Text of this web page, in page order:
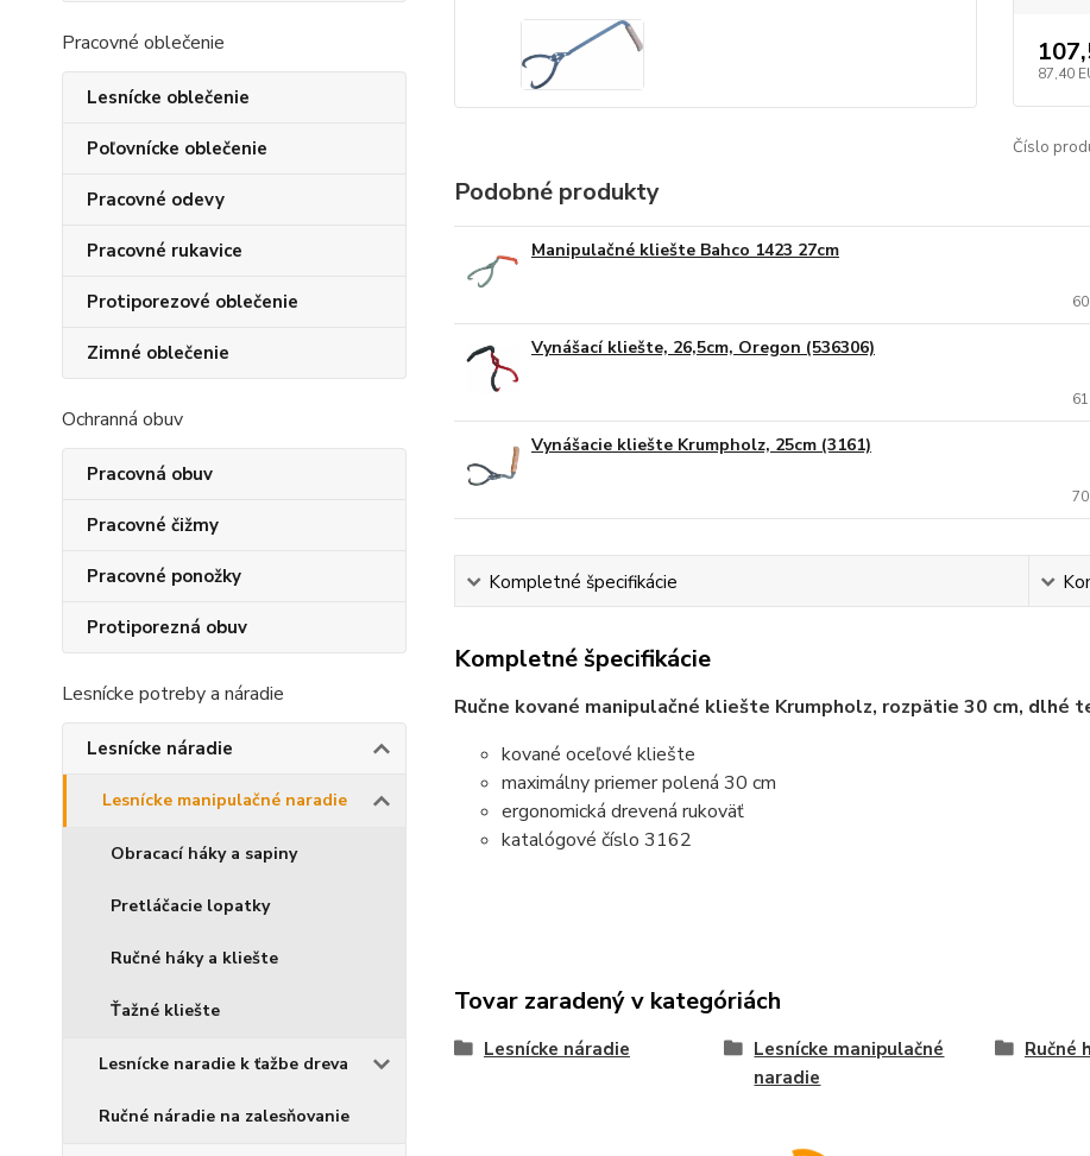
Pracovné oblečenie
Lesnícke oblečenie
Poľovnícke oblečenie
Pracovné odevy
Pracovné rukavice
Protiporezové oblečenie
Zimné oblečenie
Ochranná obuv
Pracovná obuv
Pracovné čižmy
Pracovné ponožky
Protiporezná obuv
Lesnícke potreby a náradie
Lesnícke náradie
Lesnícke manipulačné naradie
Obracací háky a sapiny
Pretláčacie lopatky
Ručné háky a kliešte
Ťažné kliešte
Lesnícke naradie k ťažbe dreva
Ručné náradie na zalesňovanie
87,40
Číslo
Podobné produkty
Manipulačné kliešte Bahco 1423 27cm
Vynášací kliešte, 26,5cm, Oregon (536306)
Vynášacie kliešte Krumpholz, 25cm (3161)
Kompletné špecifikácie
Kompletné špecifikácie
Ručne kované manipulačné kliešte Krumpholz, rozpätie 30 cm, dlhé
kované oceľové kliešte
maximálny priemer polená 30 cm
ergonomická drevená rukoväť
katalógové číslo 3162
Tovar zaradený v kategóriách
Lesnícke náradie
Lesnícke manipulačné
naradie
Ručné